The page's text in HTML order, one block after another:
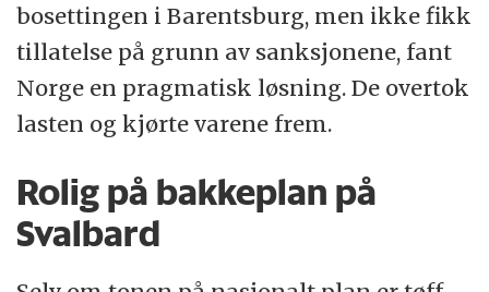
bosettingen i Barentsburg, men ikke fikk
tillatelse på grunn av sanksjonene, fant
Norge en pragmatisk løsning. De overtok
lasten og kjørte varene frem.
Rolig på bakkeplan på
Svalbard